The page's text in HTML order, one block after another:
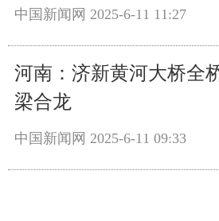
中国新闻网 2025-6-11 11:27
河南：济新黄河大桥全
梁合龙
中国新闻网 2025-6-11 09:33